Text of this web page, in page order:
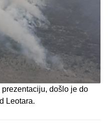
došlo je do
Leotara.